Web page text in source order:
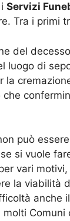
Servizi
Tra i primi
del decesso
luogo di
la
può
si vuole
vari
la viabilità
anche
molti Comuni